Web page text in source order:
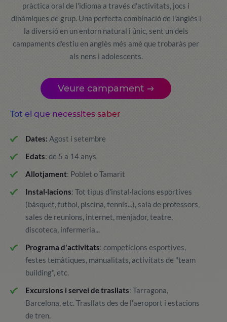
pràctica oral de l'idioma a través d'activitats, jocs i
dinàmiques de grup. Una perfecta combinació de l'anglès i
la diversió en un entorn natural i únic, sent un dels
campaments d'estiu en anglès més amè que trobaràs per
als nens i adolescents.
Veure campament
Tot el que necessites saber
Dates: Agost i setembre
Edats: de 5 a 14 anys
Allotjament: Poblet o Tamarit
Instal·lacions: Tot tipus d'instal·lacions esportives
(bàsquet, futbol, piscina, tennis...), sala de professors,
sales de reunions, internet, menjador, teatre,
discoteca, infermeria...
Programa d'activitats: competicions esportives,
festes temàtiques, manualitats, activitats de "team
building", etc.
Excursions i servei de trasllats: Tarragona,
Barcelona, etc. Trasllats des de l'aeroport i estacions
de tren.